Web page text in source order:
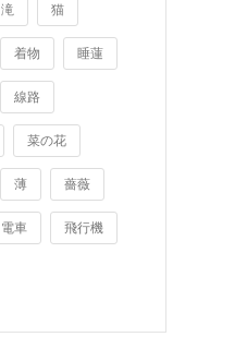
滝 猫
着物 睡蓮
線路
菜の花
薄 薔薇
電車 飛行機